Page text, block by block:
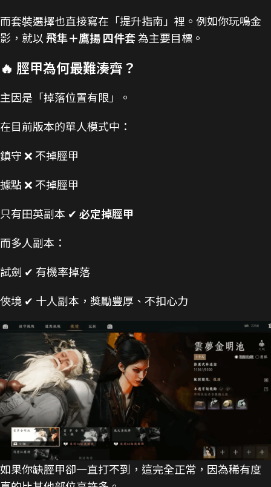
而套裝選擇也直接寫在「提升指南」裡。例如你玩鳴金
影，就以 飛隼＋鷹揚 四件套為主要目標。
🔥 脛甲為何最難湊齊？
主因是「掉落位置有限」。
在目前版本的單人模式中：
鎮守 ❌ 不掉脛甲
據點 ❌ 不掉脛甲
只有田英副本 ✔ 必定掉脛甲
而多人副本：
試劍 ✔ 有機率掉落
俠境 ✔ 十人副本，獎勵豐厚、不扣心力
如果你缺脛甲卻一直打不到，這完全正常，因為稀有度